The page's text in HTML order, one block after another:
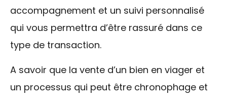
accompagnement et un suivi personnalisé
qui vous permettra d’être rassuré dans ce
type de transaction.
A savoir que la vente d’un bien en viager et
un processus qui peut être chronophage et